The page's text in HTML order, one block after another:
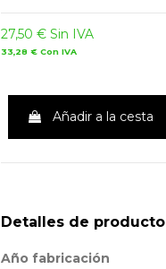
27,50 € Sin IVA
33,28 € Con IVA
Añadir a la cesta
Detalles de producto
Año fabricación